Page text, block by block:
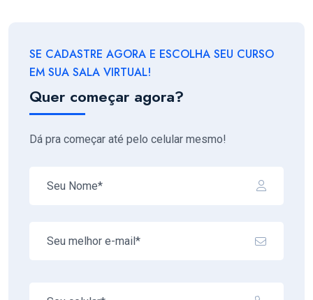
SE CADASTRE AGORA E ESCOLHA SEU CURSO
EM SUA SALA VIRTUAL!
Quer começar agora?
Dá pra começar até pelo celular mesmo!